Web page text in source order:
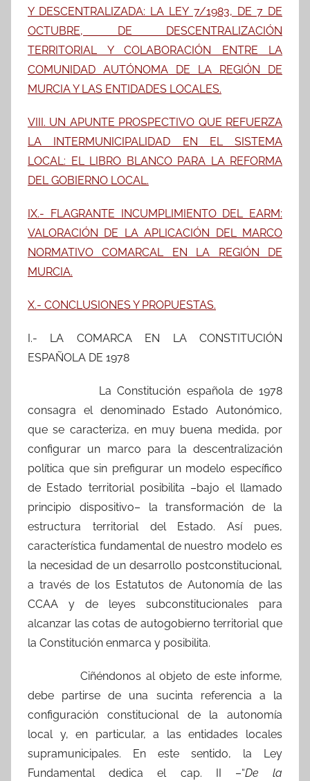
Y DESCENTRALIZADA: LA LEY 7/1983, DE 7 DE
OCTUBRE, DE DESCENTRALIZACIÓN
TERRITORIAL Y COLABORACIÓN ENTRE LA
COMUNIDAD AUTÓNOMA DE LA REGIÓN DE
MURCIA Y LAS ENTIDADES LOCALES.
VIII. UN APUNTE PROSPECTIVO QUE REFUERZA
LA INTERMUNICIPALIDAD EN EL SISTEMA
LOCAL: EL LIBRO BLANCO PARA LA REFORMA
DEL GOBIERNO LOCAL.
IX.- FLAGRANTE INCUMPLIMIENTO DEL EARM:
VALORACIÓN DE LA APLICACIÓN DEL MARCO
NORMATIVO COMARCAL EN LA REGIÓN DE
MURCIA.
X.- CONCLUSIONES Y PROPUESTAS.
I.- LA COMARCA EN LA CONSTITUCIÓN
ESPAÑOLA DE 1978
La Constitución española de 1978
consagra el denominado Estado Autonómico,
que se caracteriza, en muy buena medida, por
configurar un marco para la descentralización
política que sin prefigurar un modelo específico
de Estado territorial posibilita –bajo el llamado
principio dispositivo– la transformación de la
estructura territorial del Estado. Así pues,
característica fundamental de nuestro modelo es
la necesidad de un desarrollo postconstitucional,
a través de los Estatutos de Autonomía de las
CCAA y de leyes subconstitucionales para
alcanzar las cotas de autogobierno territorial que
la Constitución enmarca y posibilita.
Ciñéndonos al objeto de este informe,
debe partirse de una sucinta referencia a la
configuración constitucional de la autonomía
local y, en particular, a las entidades locales
supramunicipales. En este sentido, la Ley
Fundamental dedica el cap. II –“De la